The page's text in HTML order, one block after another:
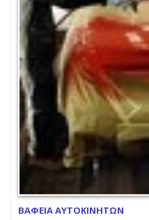
ΒΑΦΕΙΑ ΑΥΤΟΚΙΝΗΤΩΝ